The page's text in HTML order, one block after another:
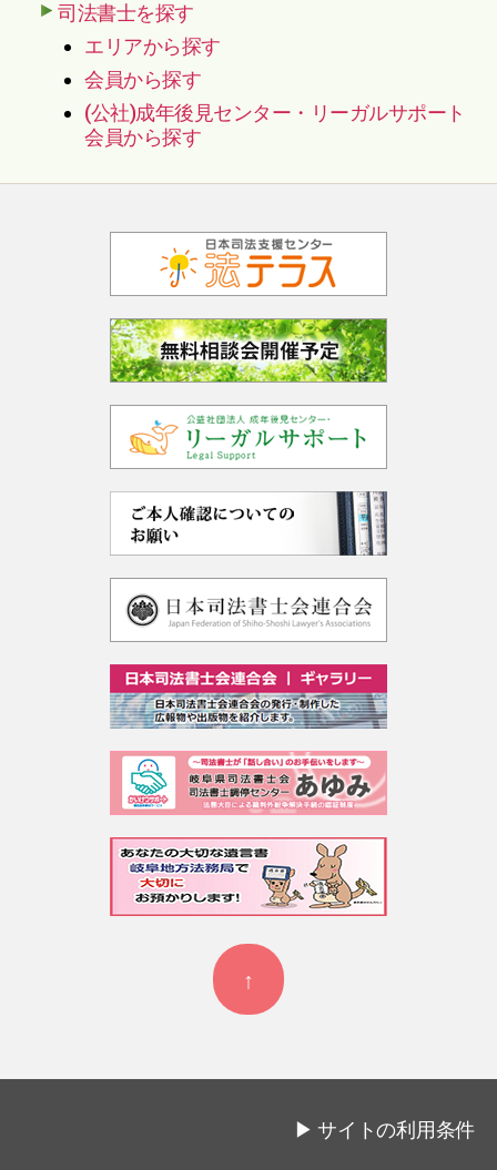
司法書士を探す
エリアから探す
会員から探す
(公社)成年後見センター・リーガルサポート
会員から探す
↑
▶サイトの利用条件